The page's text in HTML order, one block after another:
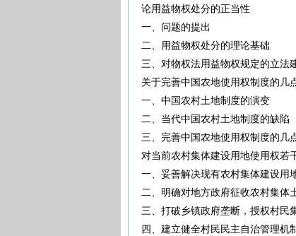
论用益物权处分的正当性
一、问题的提出
二、用益物权处分的理论基础
三、对物权法用益物权规定的立
关于完善中国农地使用权制度的
一、中国农村土地制度的演变
二、当代中国农村土地制度的缺陷
三、完善中国农地使用权制度的
对当前农村集体建设用地使用权
一、妥善解决现有农村集体建设
二、明确对地方政府征收农村集
三、打破乡镇政府垄断，授权村
四、建立健全村民民主自治管理